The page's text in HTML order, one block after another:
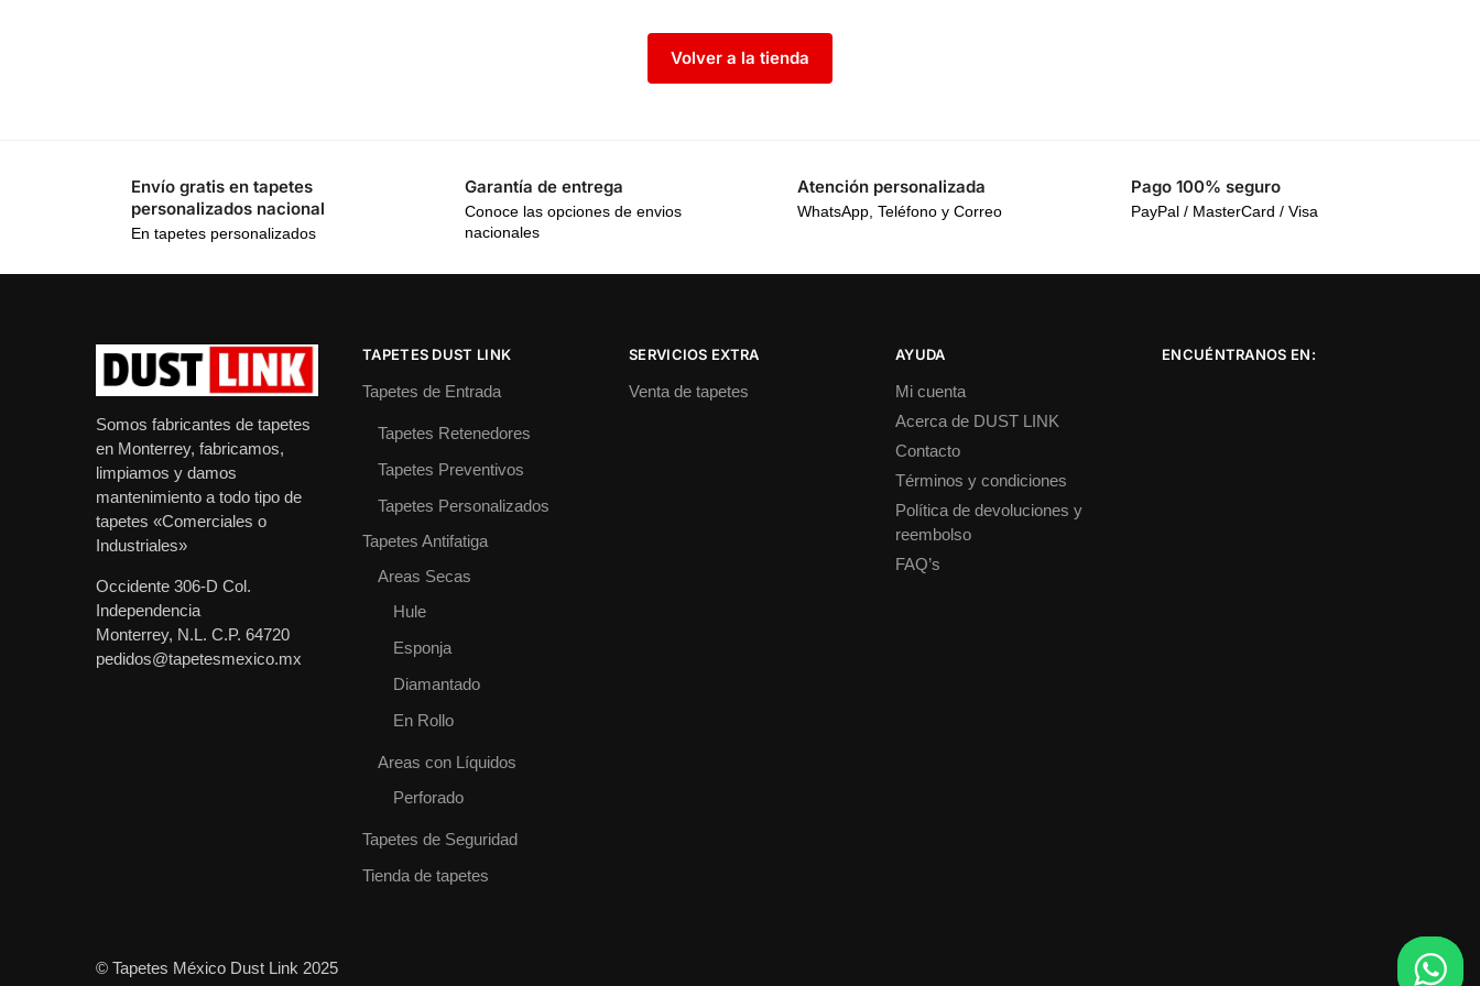
Volver a la tienda
Envío gratis en tapetes
personalizados nacional
En tapetes personalizados
Garantía de entrega
Conoce las opciones de envios
nacionales
Atención personalizada
WhatsApp, Teléfono y Correo
Pago 100% seguro
PayPal / MasterCard / Visa
Somos fabricantes de tapetes
en Monterrey, fabricamos,
limpiamos y damos
mantenimiento a todo tipo de
tapetes «Comerciales o
Industriales»
Occidente 306-D Col.
Independencia
Monterrey, N.L. C.P. 64720
pedidos@tapetesmexico.mx
TAPETES DUST LINK
Tapetes de Entrada
Tapetes Retenedores
Tapetes Preventivos
Tapetes Personalizados
Tapetes Antifatiga
Areas Secas
Hule
Esponja
Diamantado
En Rollo
Areas con Líquidos
Perforado
Tapetes de Seguridad
Tienda de tapetes
SERVICIOS EXTRA
Venta de tapetes
AYUDA
Mi cuenta
Acerca de DUST LINK
Contacto
Términos y condiciones
Política de devoluciones y
reembolso
FAQ’s
ENCUÉNTRANOS EN:
© Tapetes México Dust Link 2025